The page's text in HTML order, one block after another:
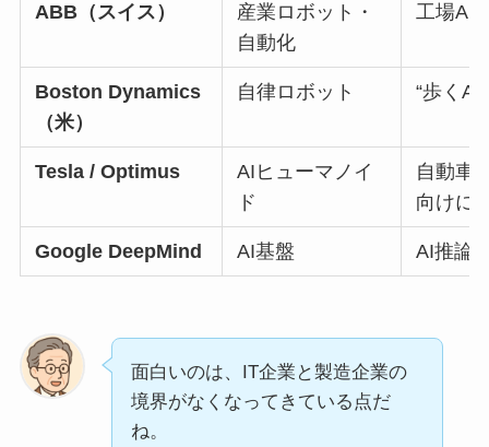
ABB（スイス）
産業ロボット・
自動化
工場AI
Boston Dynamics
（米）
自律ロボット “歩く
Tesla / Optimus
AIヒューマノイ
ド
自動車
向けに
Google DeepMind AI基盤 AI推論
面白いのは、IT企業と製造企業の
境界がなくなってきている点だ
ね。